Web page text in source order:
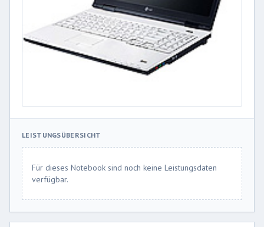
LEISTUNGSÜBERSICHT
Für dieses Notebook sind noch keine Leistungsdaten
verfügbar.